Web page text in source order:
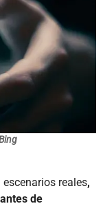
reales,
de